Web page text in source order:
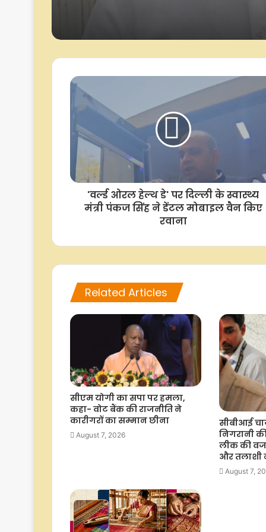
'वर्ल्ड ओरल हेल्थ डे' पर दिल्ली के स्वास्थ्य
मंत्री पंकज सिंह ने डेंटल मोबाइल वैन किए
रवाना
Related Articles
सीएम योगी का सपा पर हमला,
कहा- वोट बैंक की राजनीति ने
कारीगरों का सम्मान छीना
August 7, 2026
सीबीआई
निगरानी
लीक की
और तलाशी
August 7,